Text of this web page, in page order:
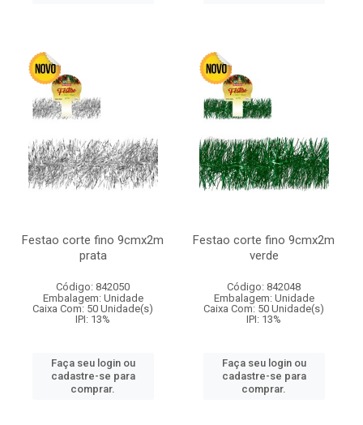
Festao corte fino 9cmx2m
prata
Código: 842050
Embalagem: Unidade
Caixa Com: 50 Unidade(s)
IPI: 13%
Faça seu login ou
cadastre-se para
comprar.
Festao corte fino 9cmx2m
verde
Código: 842048
Embalagem: Unidade
Caixa Com: 50 Unidade(s)
IPI: 13%
Faça seu login ou
cadastre-se para
comprar.